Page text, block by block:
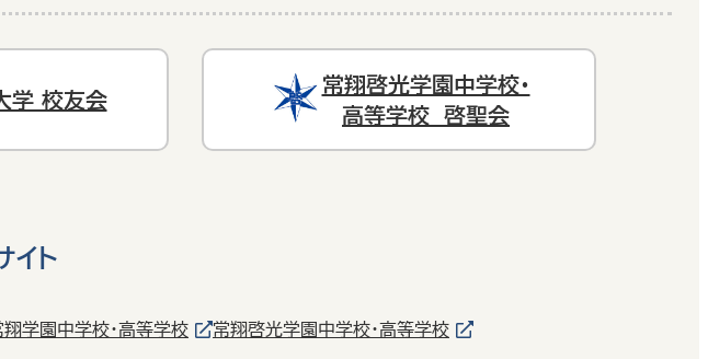
学 校友会
常翔啓光学園中学校・
高等学校 啓聖会
イト
翔学園中学校・高等学校 常翔啓光学園中学校・高等学校